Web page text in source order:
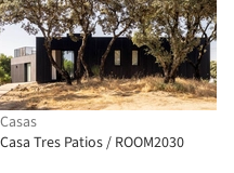
Casas
Casa Tres Patios / ROOM2030